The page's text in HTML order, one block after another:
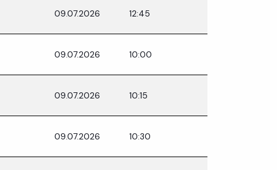
09.07.2026 12:45
09.07.2026 10:00
09.07.2026 10:15
09.07.2026 10:30